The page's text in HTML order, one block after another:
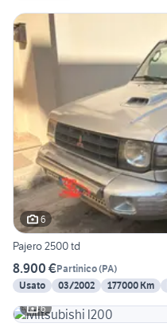
6
Pajero 2500 td
8.900 €Partinico(PA)
Usato
03/2002 177000 Km
6